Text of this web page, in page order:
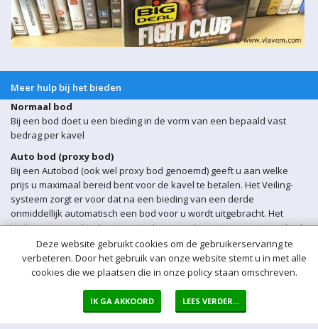
Meer hulp bij het bieden
Normaal bod
Bij een bod doet u een bieding in de vorm van een bepaald vast
bedrag per kavel
Auto bod (proxy bod)
Bij een Autobod (ook wel proxy bod genoemd) geeft u aan welke
prijs u maximaal bereid bent voor de kavel te betalen. Het Veiling-
systeem zorgt er voor dat na een bieding van een derde
onmiddellijk automatisch een bod voor u wordt uitgebracht. Het
Veiling-systeem biedt automatisch voor u door tot uw maximum bod
is bereikt.
Sluitingsmoment kavel
Indien er op een bepaald moment een bieding op een kavel wordt
ontvangen binnen 5 min voor sluiting van de veiling, wordt het
sluitingsmoment van de betreffende kavel automatisch verlengd
Deze website gebruikt cookies om de gebruikerservaring te
verbeteren. Door het gebruik van onze website stemt u in met alle
cookies die we plaatsen die in onze policy staan omschreven.
IK GA AKKOORD LEES VERDER...